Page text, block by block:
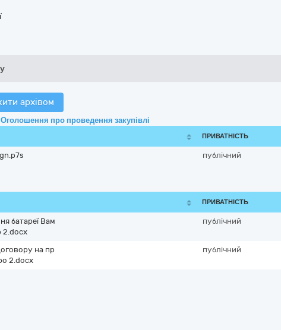
архівом
про проведення закупівлі
ПРИВАТНІСТЬ
публічний
ПРИВАТНІСТЬ
батареї Вам
2.docx
публічний
на пр
2.docx
публічний